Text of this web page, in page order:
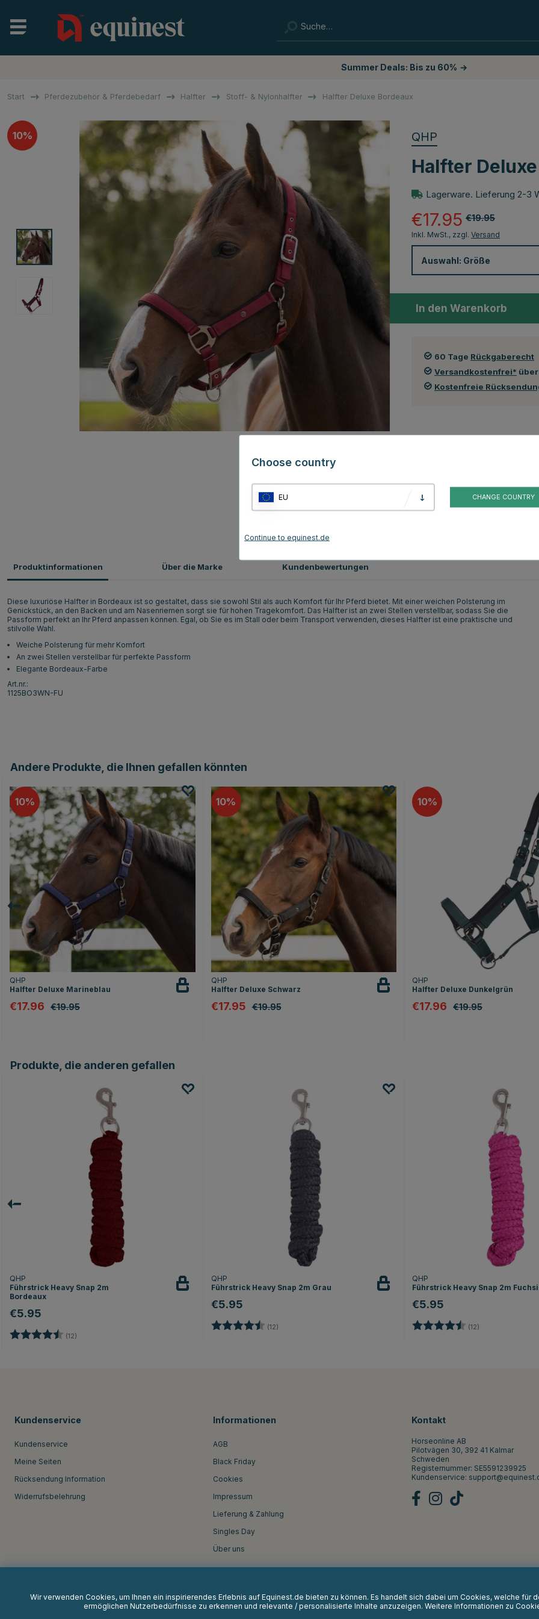
Summer Deals: Bis zu 60% →
Start Pferdezubehör & Pferdebedarf Halfter Stoff- & Nylonhalfter Halfter Deluxe Bordeaux
10% QHP
Halfter
Lagerware. Lieferung 2-3
€19.95
€17.95
Inkl. MwSt., zzgl. Versand
Auswahl: Größe
In den Warenkorb
60 Tage Rückgaberecht
Versandkostenfrei*
Kostenfreie
Produktinformationen
Diese luxuriöse Halfter in Bordeaux ist so gestaltet, dass sie sowohl Stil als auch Komfort für Ihr Pferd bietet. Mit einer weichen Polsterung im
Genickstück, an den Backen und am Nasenriemen sorgt sie für hohen Tragekomfort. Das Halfter ist an zwei Stellen verstellbar, sodass Sie die
Passform perfekt an Ihr Pferd anpassen können. Egal, ob Sie es im Stall oder beim Transport verwenden, dieses Halfter ist eine praktische und
stilvolle Wahl.
Weiche Polsterung für mehr Komfort
An zwei Stellen verstellbar für perfekte Passform
Elegante Bordeaux-Farbe
Art.nr.:
1125BO3WN-FU
Über die Marke Kundenbewertungen
Andere Produkte, die Ihnen gefallen könnten
10
QHP
Halfter Deluxe Marineblau
€17.96 €19.95
10
QHP
Halfter Deluxe Schwarz
€17.95 €19.95
10
QHP
Halfter Deluxe Dunkelgrün
€17.96 €19.95
Produkte, die anderen gefallen
QHP
Führstrick Heavy Snap 2m
Bordeaux
€5.95
Bewertung: (12)
QHP
Führstrick Heavy Snap 2m Grau
€5.95
Bewertung: (12)
QHP
Führstrick Heavy Snap 2m
€5.95
Bewertung: (12)
Kundenservice
Kundenservice
Meine Seiten
Rücksendung Information
Widerrufsbelehrung
Informationen
AGB
Black Friday
Cookies
Impressum
Lieferung & Zahlung
Singles Day
Über uns
Kontakt
Horseonline AB
Pilotvägen 30, 392 41 Kalmar
Schweden
Registernummer: SE5591239925
Kundenservice:
Wir verwenden Cookies, um Ihnen ein inspirierendes Erlebnis auf Equinest.de bieten zu können. Es handelt sich dabei um Cookies, welche
ermöglichen Nutzerbedürfnisse zu erkennen und relevante / personalisierte Inhalte anzuzeigen. Weitere Informationen zu
Choose country
EU CHANGE COUNTRY
Continue to equinest.de